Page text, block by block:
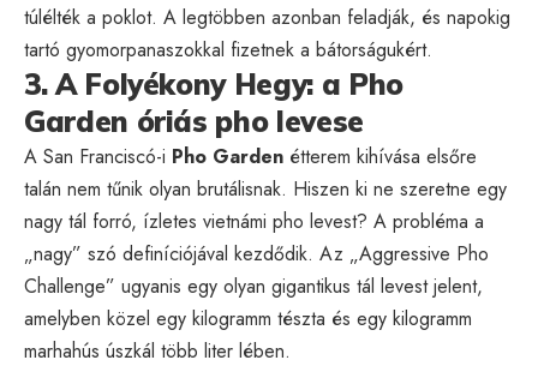
túlélték a poklot. A legtöbben azonban feladják, és napokig
tartó gyomorpanaszokkal fizetnek a bátorságukért.
3. A Folyékony Hegy: a Pho
Garden óriás pho levese
A San Franciscó-i Pho Garden étterem kihívása elsőre
talán nem tűnik olyan brutálisnak. Hiszen ki ne szeretne egy
nagy tál forró, ízletes vietnámi pho levest? A probléma a
„nagy” szó definíciójával kezdődik. Az „Aggressive Pho
Challenge” ugyanis egy olyan gigantikus tál levest jelent,
amelyben közel egy kilogramm tészta és egy kilogramm
marhahús úszkál több liter lében.